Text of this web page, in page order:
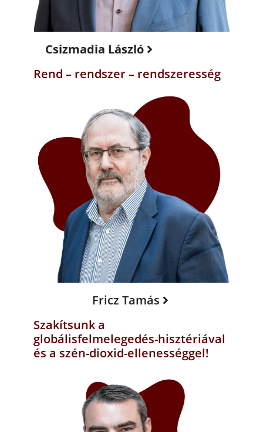
Csizmadia László
Rend – rendszer – rendszeresség
Fricz Tamás
Szakítsunk a
globálisfelmelegedés-hisztériával
és a szén-dioxid-ellenességgel!